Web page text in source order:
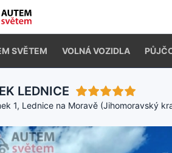
SVĚTEM VOLNÁ VOZIDLA
LEDNICE
1, Lednice na Moravě (Jihomoravský